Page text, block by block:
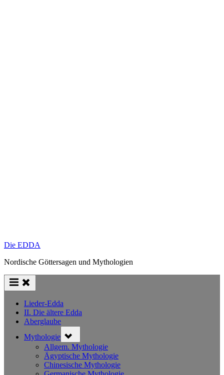
Die EDDA
Nordische Göttersagen und Mythologien
Lieder-Edda
II. Die ältere Edda
Aberglaube
Mythologie sub-
menu
Allgem. Mythologie
Ägyptische Mythologie
Chinesische Mythologie